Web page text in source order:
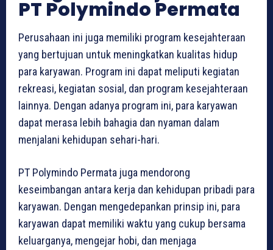
PT Polymindo Permata
Perusahaan ini juga memiliki program kesejahteraan
yang bertujuan untuk meningkatkan kualitas hidup
para karyawan. Program ini dapat meliputi kegiatan
rekreasi, kegiatan sosial, dan program kesejahteraan
lainnya. Dengan adanya program ini, para karyawan
dapat merasa lebih bahagia dan nyaman dalam
menjalani kehidupan sehari-hari.
PT Polymindo Permata juga mendorong
keseimbangan antara kerja dan kehidupan pribadi para
karyawan. Dengan mengedepankan prinsip ini, para
karyawan dapat memiliki waktu yang cukup bersama
keluarganya, mengejar hobi, dan menjaga